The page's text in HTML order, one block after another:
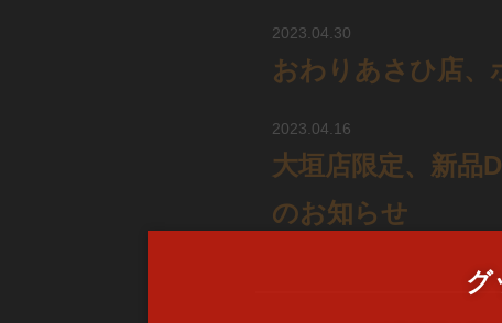
2023.04.30
おわりあさひ店、
2023.04.16
大垣店限定、新品
のお知らせ
グ